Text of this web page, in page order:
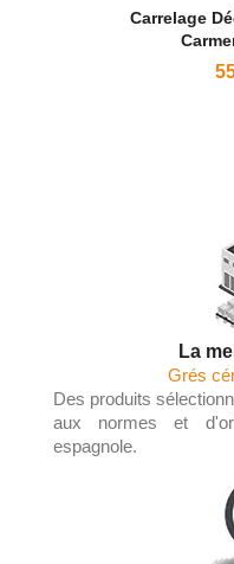
Carrelage
La
Grés
Des produits
aux normes et
espagnole.